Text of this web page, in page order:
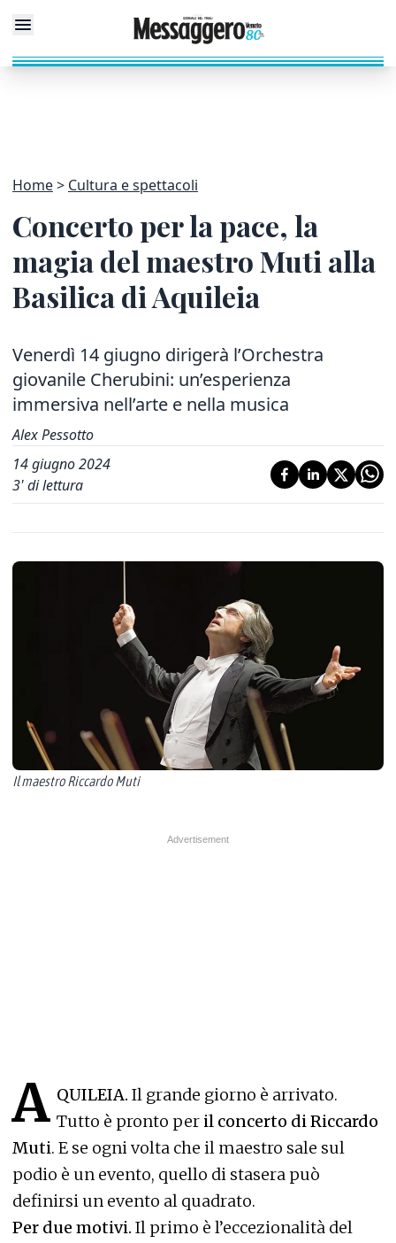
Home Cultura e spettacoli
Concerto per la pace, la
magia del maestro Muti alla
Basilica di Aquileia
Venerdì 14 giugno dirigerà l’Orchestra
giovanile Cherubini: un’esperienza
immersiva nell’arte e nella musica
Alex Pessotto
14 giugno 2024
3' di lettura
Il maestro Riccardo Muti
A QUILEIA. Il grande giorno è arrivato.
Tutto è pronto per il concerto di Riccardo
Muti. E se ogni volta che il maestro sale sul
podio è un evento, quello di stasera può
definirsi un evento al quadrato.
Per due motivi. Il primo è l’eccezionalità del